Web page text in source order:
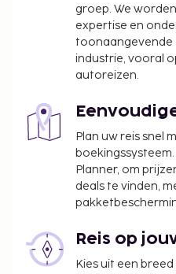
groep. We
expertise en
toonaangevende
industrie, vooral
autoreizen.
Plan uw reis snel
boekingssysteem.
Planner, om
deals te vinden,
Reis op
Kies uit een